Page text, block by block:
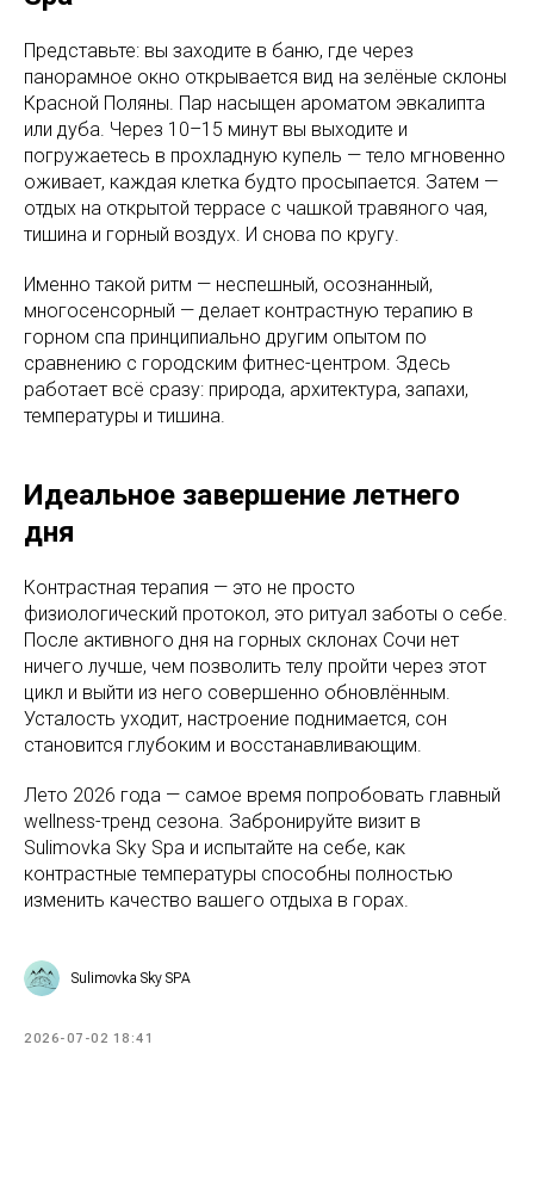
Представьте: вы заходите в баню, где через
панорамное окно открывается вид на зелёные склоны
Красной Поляны. Пар насыщен ароматом эвкалипта
или дуба. Через 10–15 минут вы выходите и
погружаетесь в прохладную купель — тело мгновенно
оживает, каждая клетка будто просыпается. Затем —
отдых на открытой террасе с чашкой травяного чая,
тишина и горный воздух. И снова по кругу.
Именно такой ритм — неспешный, осознанный,
многосенсорный — делает контрастную терапию в
горном спа принципиально другим опытом по
сравнению с городским фитнес-центром. Здесь
работает всё сразу: природа, архитектура, запахи,
температуры и тишина.
Идеальное завершение летнего
дня
Контрастная терапия — это не просто
физиологический протокол, это ритуал заботы о себе.
После активного дня на горных склонах Сочи нет
ничего лучше, чем позволить телу пройти через этот
цикл и выйти из него совершенно обновлённым.
Усталость уходит, настроение поднимается, сон
становится глубоким и восстанавливающим.
Лето 2026 года — самое время попробовать главный
wellness-тренд сезона. Забронируйте визит в
Sulimovka Sky Spa и испытайте на себе, как
контрастные температуры способны полностью
изменить качество вашего отдыха в горах.
Sulimovka Sky SPA
2026-07-02 18:41